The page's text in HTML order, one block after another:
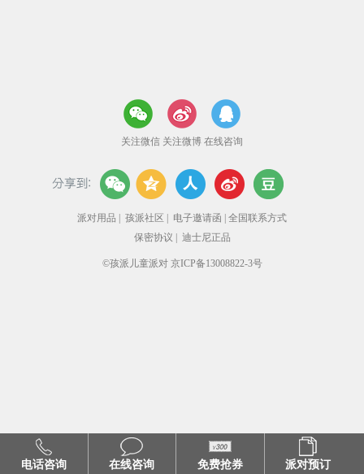
关注微信 关注微博 在线咨询
派对用品 孩派社区 电子邀请函
全国联系方式
保密协议
迪士尼正品
©孩派儿童派对 京ICP备13008822-3号
电话咨询 在线咨询 免费抢券 派对预订